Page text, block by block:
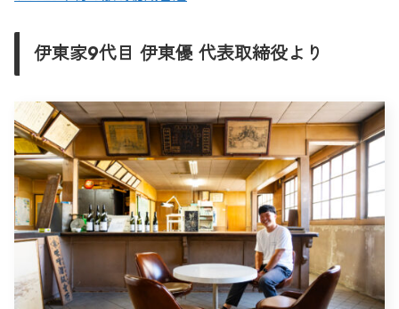
伊東家9代目 伊東優 代表取締役より